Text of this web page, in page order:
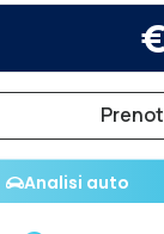
Analisi auto